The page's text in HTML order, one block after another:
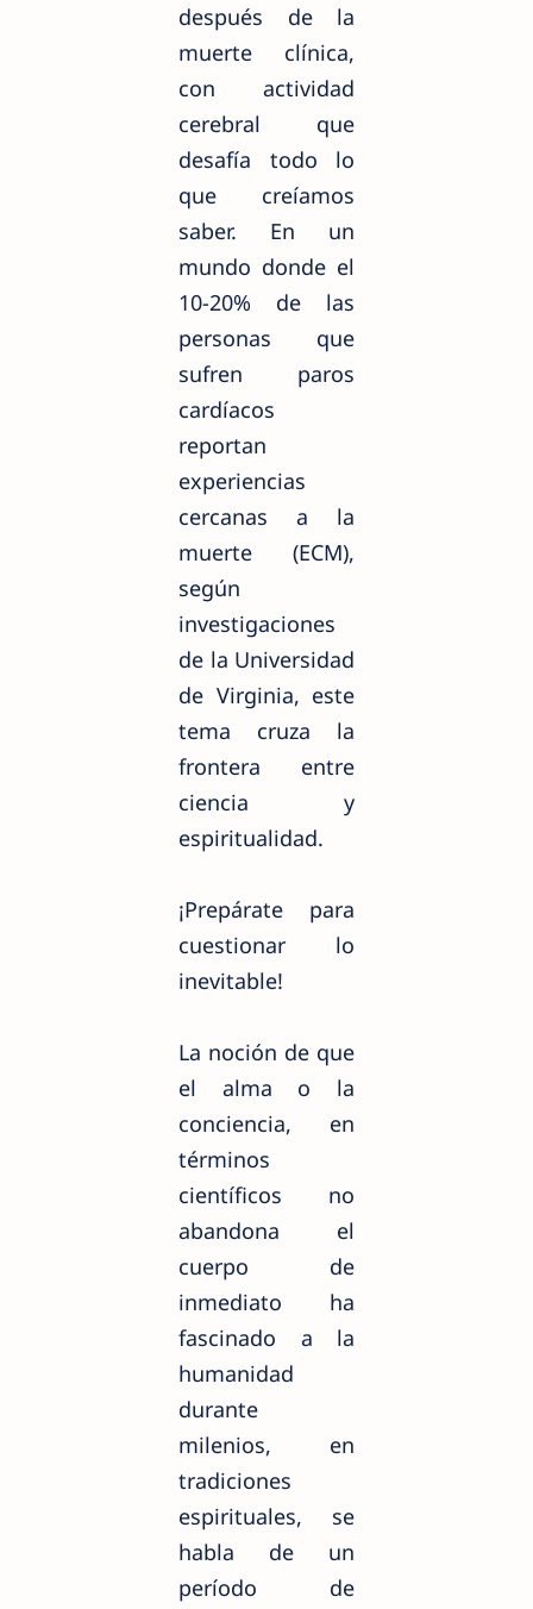
después de la
muerte clínica,
con actividad
cerebral que
desafía todo lo
que creíamos
saber. En un
mundo donde el
10-20% de las
personas que
sufren paros
cardíacos
reportan
experiencias
cercanas a la
muerte (ECM),
según
investigaciones
de la Universidad
de Virginia, este
tema cruza la
frontera entre
ciencia y
espiritualidad.
¡Prepárate para
cuestionar lo
inevitable!
La noción de que
el alma o la
conciencia, en
términos
científicos no
abandona el
cuerpo de
inmediato ha
fascinado a la
humanidad
durante
milenios, en
tradiciones
espirituales, se
habla de un
período de